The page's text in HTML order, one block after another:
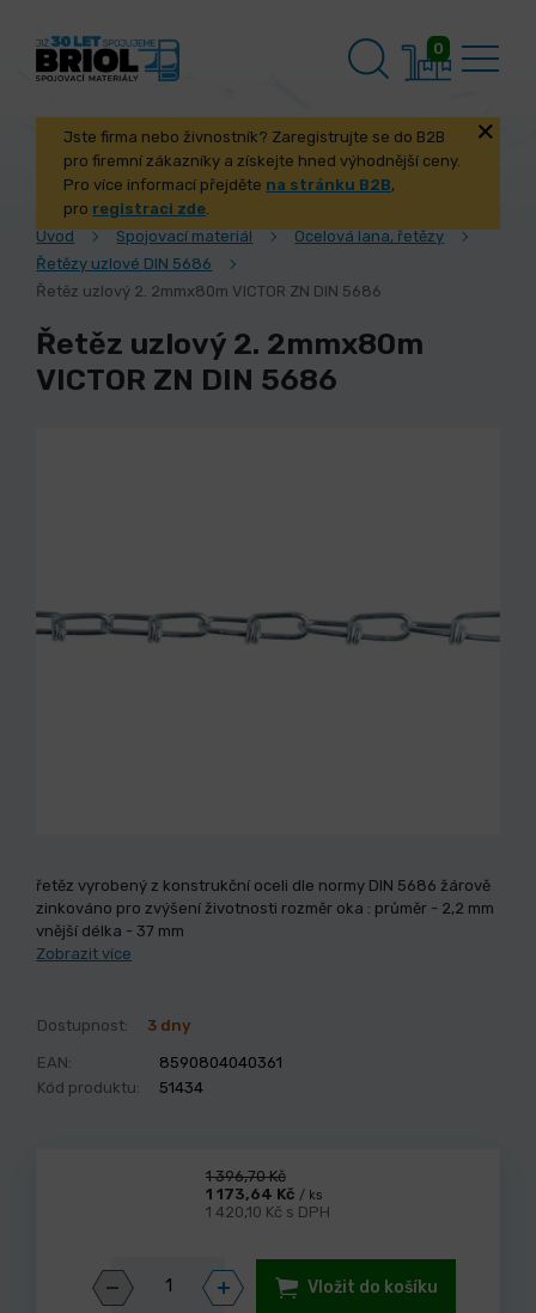
0
Jste firma nebo živnostník? Zaregistrujte se do B2B
pro firemní zákazníky a získejte hned výhodnější ceny.
Pro více informací přejděte na stránku B2B,
pro registraci zde.
Úvod
Spojovací materiál
Ocelová lana, řetězy
Řetězy uzlové DIN 5686
Řetěz uzlový 2. 2mmx80m VICTOR ZN DIN 5686
Řetěz uzlový 2. 2mmx80m
VICTOR ZN DIN 5686
řetěz vyrobený z konstrukční oceli dle normy DIN 5686 žárově
zinkováno pro zvýšení životnosti rozměr oka : průměr - 2,2 mm
vnější délka - 37 mm
Zobrazit více
Dostupnost: 3 dny
EAN:
8590804040361
Kód produktu:
51434
1 396,70 Kč
1 173,64 Kč / ks
1 420,10 Kč s DPH
Vložit do košíku